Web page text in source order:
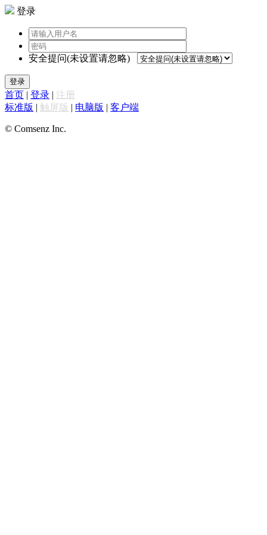
登录
安全提问(未设置请忽略)
登录
首页 | 登录 | 注册
标准版 | 触屏版 | 电脑版 | 客户端
© Comsenz Inc.